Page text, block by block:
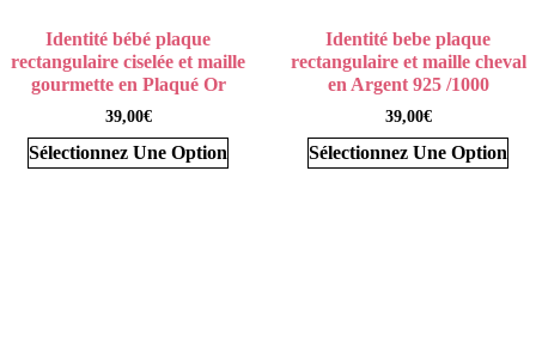
Identité bébé plaque
rectangulaire ciselée et maille
gourmette en Plaqué Or
39,00€
Sélectionnez Une Option
Identité bebe plaque
rectangulaire et maille cheval
en Argent 925 /1000
39,00€
Sélectionnez Une Option